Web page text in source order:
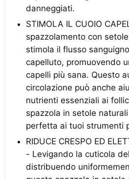
danneggiati.
STIMOLA IL CUOIO
spazzolamento con
stimola il flusso
capelluto, promuovendo
capelli più sana. Questo
circolazione può anche
nutrienti essenziali ai
spazzola in setole
perfetta ai tuoi strumenti
RIDUCE CRESPO ED
- Levigando la cuticola
distribuendo